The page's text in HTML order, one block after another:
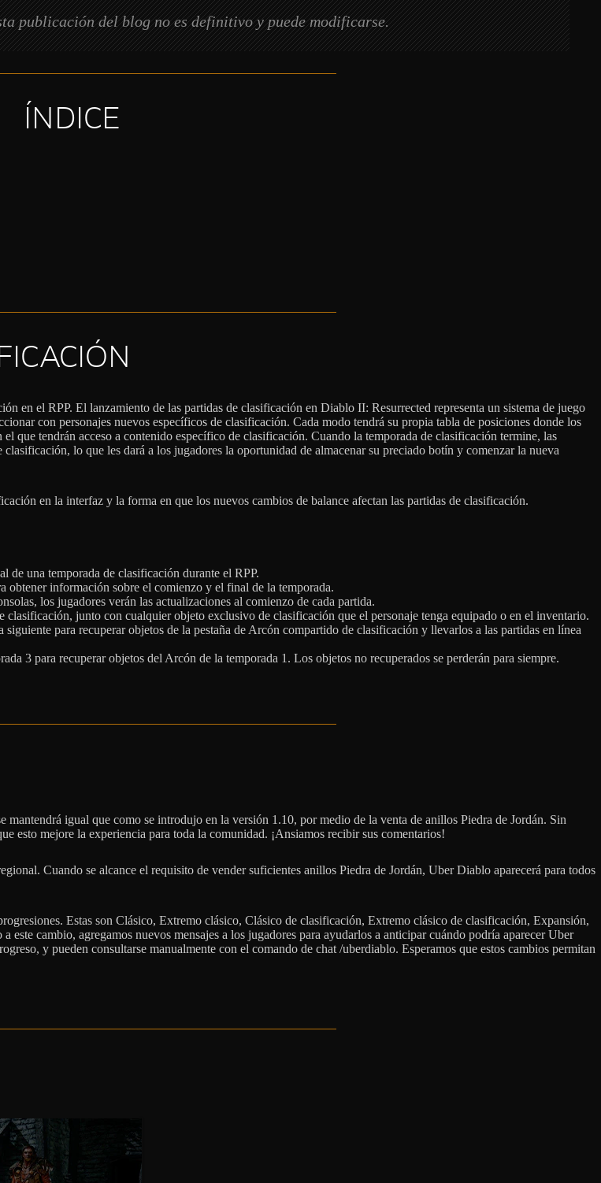
publicación del blog no es definitivo y puede modificarse.
ÍNDICE
en el RPP. El lanzamiento de las partidas de clasificación en Diablo II: Resurrected representa un sistema de juego
con personajes nuevos específicos de clasificación. Cada modo tendrá su propia tabla de posiciones donde los
que tendrán acceso a contenido específico de clasificación. Cuando la temporada de clasificación termine, las
lo que les dará a los jugadores la oportunidad de almacenar su preciado botín y comenzar la nueva
en la interfaz y la forma en que los nuevos cambios de balance afectan las partidas de clasificación.
de una temporada de clasificación durante el RPP.
obtener información sobre el comienzo y el final de la temporada.
los jugadores verán las actualizaciones al comienzo de cada partida.
junto con cualquier objeto exclusivo de clasificación que el personaje tenga equipado o en el inventario.
para recuperar objetos de la pestaña de Arcón compartido de clasificación y llevarlos a las partidas en línea
3 para recuperar objetos del Arcón de la temporada 1. Los objetos no recuperados se perderán para siempre.
igual que como se introdujo en la versión 1.10, por medio de la venta de anillos Piedra de Jordán. Sin
esto mejore la experiencia para toda la comunidad. ¡Ansiamos recibir sus comentarios!
Cuando se alcance el requisito de vender suficientes anillos Piedra de Jordán, Uber Diablo aparecerá para todos
Estas son Clásico, Extremo clásico, Clásico de clasificación, Extremo clásico de clasificación, Expansión,
cambio, agregamos nuevos mensajes a los jugadores para ayudarlos a anticipar cuándo podría aparecer Uber
y pueden consultarse manualmente con el comando de chat /uberdiablo. Esperamos que estos cambios permitan